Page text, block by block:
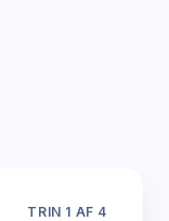
TRIN 1 AF 4